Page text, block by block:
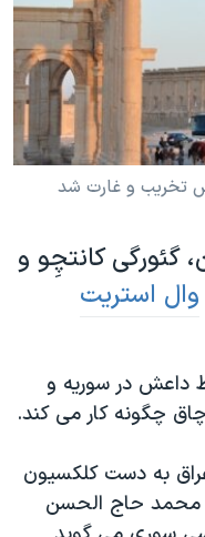
تخریب و غارت شد
گئورگی کانتچِو و
وال استریت
داعش در سوریه و
چگونه کار می کند.
به دست کلکسیون
محمد حاج الحسن